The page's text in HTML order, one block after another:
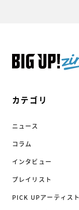
カテゴリ
ニュース
コラム
インタビュー
プレイリスト
PICK UPアーティスト